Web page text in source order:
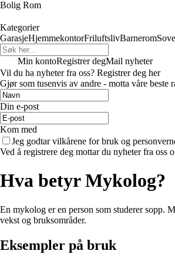
Bolig Rom
Kategorier
GarasjeHjemmekontorFriluftslivBarnerom
Min kontoRegistrer degMail nyheter
Vil du ha nyheter fra oss? Registrer deg her
Gjør som tusenvis av andre - motta våre beste
Din e-post
Kom med
Jeg godtar vilkårene for bruk og
Ved å registrere deg mottar du nyheter fra
Hva betyr Mykolog?
En mykolog er en person som studerer sopp.
vekst og bruksområder.
Eksempler på bruk